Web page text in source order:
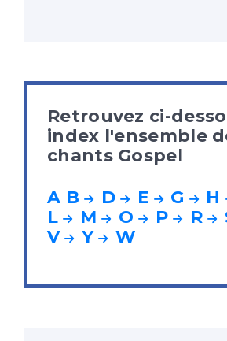
Retrouvez ci-
index l'ensemble
chants Gospel
A B D E G H
L
M O P R
V
Y W